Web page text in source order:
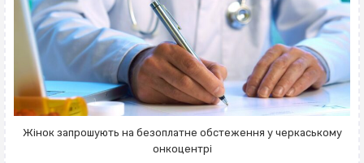
Жінок запрошують на безоплатне обстеження у черкаському
онкоцентрі